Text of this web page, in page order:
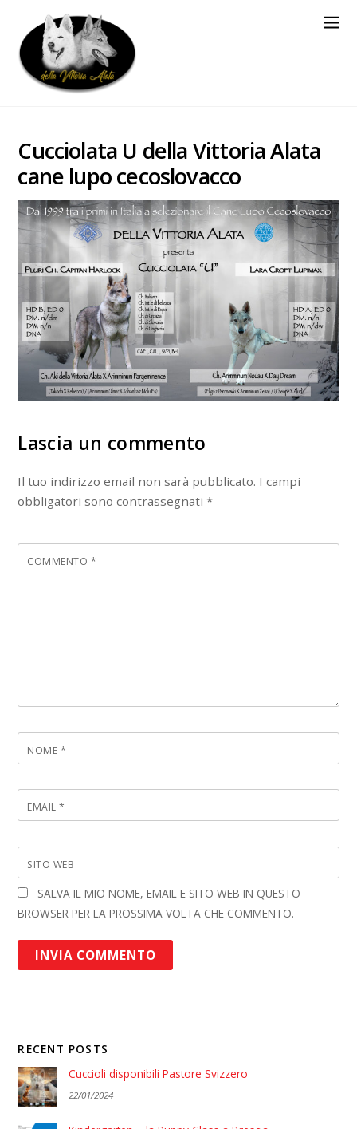
Cucciolata U della Vittoria Alata
cane lupo cecoslovacco
Lascia un commento
Il tuo indirizzo email non sarà pubblicato. I campi
obbligatori sono contrassegnati*
COMMENTO *
NOME *
EMAIL*
SITO WEB
SALVA IL MIO NOME, EMAIL E SITO WEB IN QUESTO
BROWSER PER LA PROSSIMA VOLTA CHE COMMENTO.
RECENT POSTS
Cuccioli disponibili Pastore Svizzero
22/01/2024